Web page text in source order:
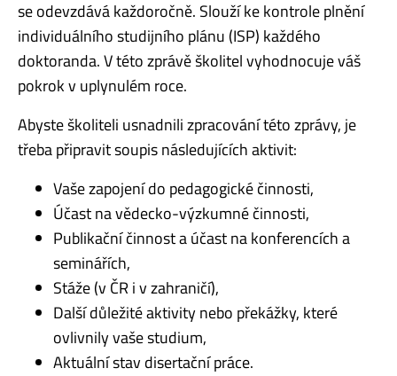
se odevzdává každoročně. Slouží ke kontrole plnění
individuálního studijního plánu (ISP) každého
doktoranda. V této zprávě školitel vyhodnocuje váš
pokrok v uplynulém roce.
Abyste školiteli usnadnili zpracování této zprávy, je
třeba připravit soupis následujících aktivit:
Vaše zapojení do pedagogické činnosti,
Účast na vědecko-výzkumné činnosti,
Publikační činnost a účast na konferencích a
seminářích,
Stáže (v ČR i v zahraničí),
Další důležité aktivity nebo překážky, které
ovlivnily vaše studium,
Aktuální stav disertační práce.